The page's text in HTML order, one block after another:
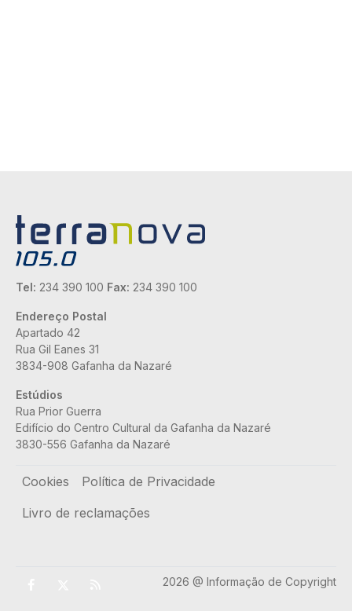
Tel: 234 390 100 Fax: 234 390 100
Endereço Postal
Apartado 42
Rua Gil Eanes 31
3834-908 Gafanha da Nazaré
Estúdios
Rua Prior Guerra
Edifício do Centro Cultural da Gafanha da Nazaré
3830-556 Gafanha da Nazaré
Rodapé
Cookies
Política de Privacidade
Livro de reclamações
2026 @ Informação de Copyright